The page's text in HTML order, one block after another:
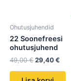
Ohutusjuhendid
22 Soonefreesi
ohutusjuhend
49,00€29,40€